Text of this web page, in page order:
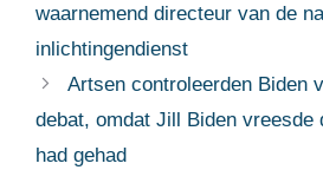
waarnemend directeur van de
inlichtingendienst
Artsen controleerden Biden
debat, omdat Jill Biden vreesde
had gehad